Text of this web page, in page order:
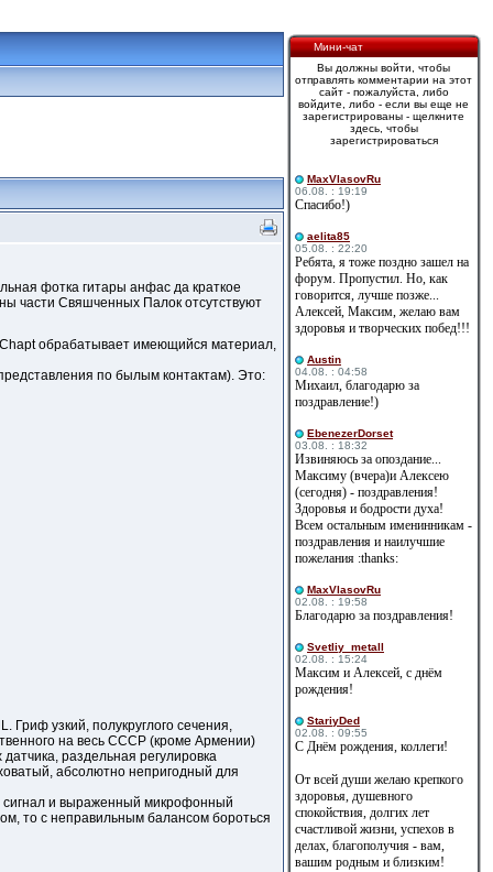
фотка гитары анфас да краткое
части Свяшченных Палок отсутствуют
обрабатывает имеющийся материал,
по былым контактам). Это:
Гриф узкий, полукруглого сечения,
на весь СССР (кроме Армении)
раздельная регулировка
абсолютно непригодный для
сигнал и выраженный микрофонный
то с неправильным балансом бороться
Мини-чат
Вы должны войти, чтобы
отправлять комментарии на этот
сайт - пожалуйста, либо
войдите, либо - если вы еще не
зарегистрированы - щелкните
здесь, чтобы
зарегистрироваться
MaxVlasovRu
06.08. : 19:19
Спасибо!)
aelita85
05.08. : 22:20
Ребята, я тоже поздно зашел на
форум. Пропустил. Но, как
говорится, лучше позже...
Алексей, Максим, желаю вам
здоровья и творческих побед!!!
Austin
04.08. : 04:58
Михаил, благодарю за
поздравление!)
EbenezerDorset
03.08. : 18:32
Извиняюсь за опоздание...
Максиму (вчера)и Алексею
(сегодня) - поздравления!
Здоровья и бодрости духа!
Всем остальным именинникам -
поздравления и наилучшие
пожелания :thanks:
MaxVlasovRu
02.08. : 19:58
Благодарю за поздравления!
Svetliy_metall
02.08. : 15:24
Максим и Алексей, с днём
рождения!
StariyDed
02.08. : 09:55
С Днём рождения, коллеги!
От всей души желаю крепкого
здоровья, душевного
спокойствия, долгих лет
счастливой жизни, успехов в
делах, благополучия - вам,
вашим родным и близким!